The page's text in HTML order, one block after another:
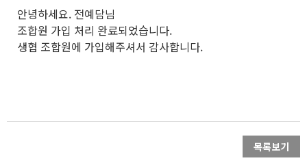
안녕하세요. 전예담님
조합원 가입 처리 완료되었습니다.
생협 조합원에 가입해주셔서 감사합니다.
목록보기